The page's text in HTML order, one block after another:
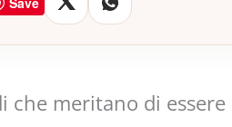
che meritano di